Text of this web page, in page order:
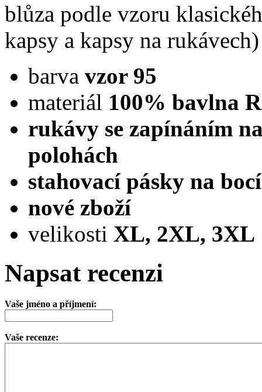
blůza podle vzoru
kapsy a kapsy na rukávech)
barva vzor 95
materiál 100% bavlna
rukávy se zapínáním
polohách
stahovací pásky na
nové zboží
velikosti XL, 2XL, 3XL
Napsat recenzi
Vaše jméno a příjmení:
Vaše recenze: